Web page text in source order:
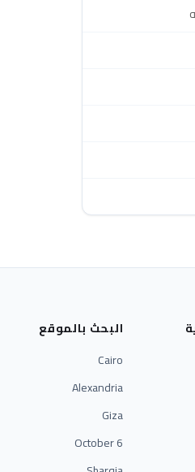
البحث بالموقع
Cairo
Alexandria
Giza
6 October